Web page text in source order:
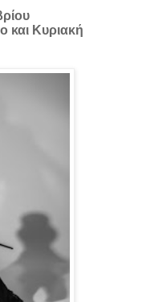
και Κυριακή